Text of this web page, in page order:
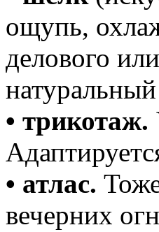
ощупь,
делового
• трикотаж.
• атлас.
вечерних